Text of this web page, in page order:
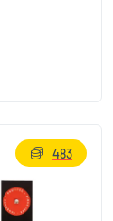
483